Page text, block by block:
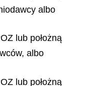
albo
lub położną
albo
lub położną